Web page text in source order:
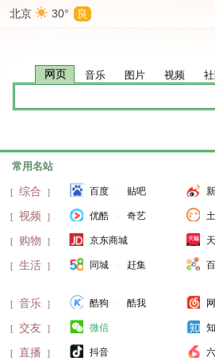
北京 30° 良
网页 音乐 图片 视频
常用名站
[ 综合 ] 百度 · 贴吧
[ 视频 ] 优酷 · 奇艺
[ 购物 ] 京东商城
[ 生活 ] 同城 · 赶集
[ 音乐 ] 酷狗 · 酷我
[ 交友 ] 微信
[ 直播 ] 抖音